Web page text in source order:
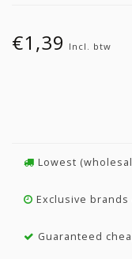
€1,39 Incl. btw
Lowest
Exclusive
Guaranteed